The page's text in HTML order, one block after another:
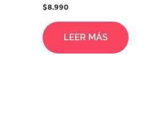
$8.990
LEER MÁS